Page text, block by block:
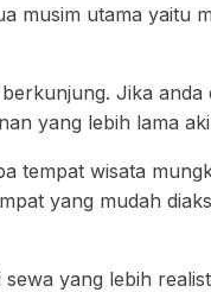
musim utama yaitu
Jika
yang lebih lama
tempat wisata
yang mudah
yang lebih